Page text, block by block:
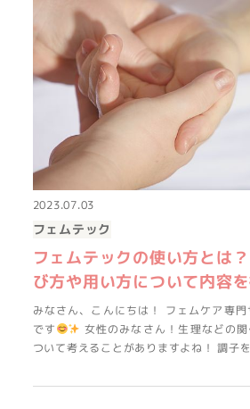
2023.07.03
フェムテック
フェムテックの使い方とは
び方や用い方について内容
みなさん、こんにちは！ フェムケア専
です
女性のみなさん！生理などの
ついて考えることがありますよね！ 調子